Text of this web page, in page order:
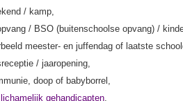
/ kamp,
/ BSO (buitenschoolse opvang) /
meester- en juffendag of laatste
/ jaaropening,
doop of babyborrel,
lichamelijk gehandicapten,